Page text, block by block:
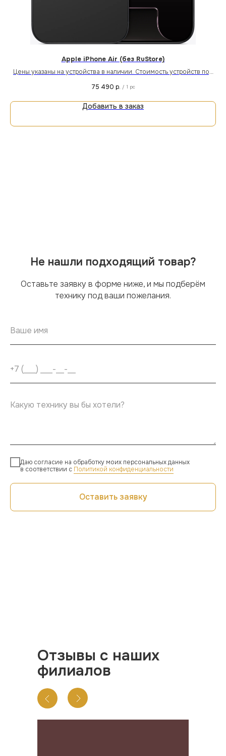
Apple iPhone Air (без RuStore)
Цены указаны на устройства в наличии. Стоимость устройств под
75 490 р. / 1 pc
Добавить в заказ
Не нашли подходящий товар?
Оставьте заявку в форме ниже, и мы подберём
технику под ваши пожелания.
Даю согласие на обработку моих персональных данных
в соответствии с Политикой конфиденциальности
Оставить заявку
Отзывы с наших
филиалов